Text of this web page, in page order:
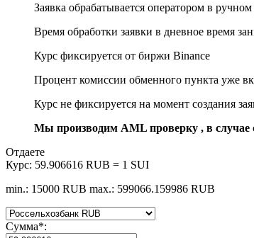
Заявка обрабатывается оператором в
Время обработки заявки в дневное время
Курс фиксируется от биржи Binance
Процент комиссии обменного пункта уже
Курс не фиксируется на момент создания
Мы производим AML проверку , в случае
Отдаете
Курс: 59.906616 RUB = 1 SUI
min.: 15000 RUB max.: 599066.159986 RUB
Сумма*: